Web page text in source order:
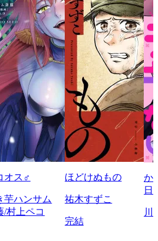
オス♂
芋ハンサム
/村上ペコ
ほどけぬもの
祐木すずこ
完結
か
日
川